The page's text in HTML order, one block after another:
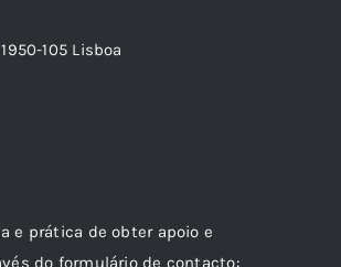
105 Lisboa
e prática de obter apoio e
do formulário de contacto: